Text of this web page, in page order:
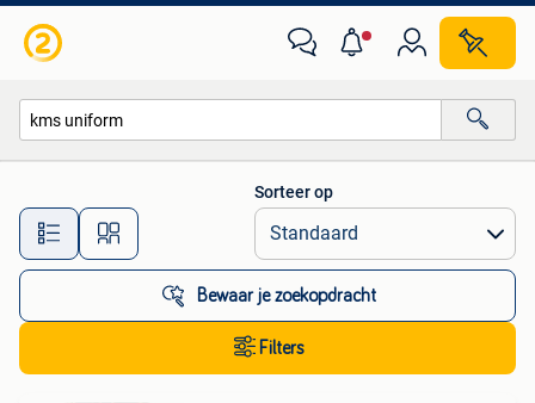
Alle afstanden…
Sorteer op
Bewaar je zoekopdracht
Filters